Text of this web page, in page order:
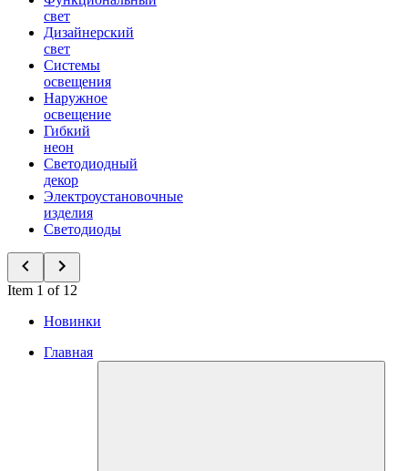
свет
Дизайнерский
свет
Системы
освещения
Наружное
освещение
Гибкий
неон
Светодиодный
декор
Электроустановочные
изделия
Светодиоды
Item 1 of 12
Новинки
Главная